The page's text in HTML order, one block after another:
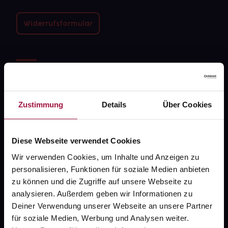
Zustimmung Details Über Cookies
Diese Webseite verwendet Cookies
Wir verwenden Cookies, um Inhalte und Anzeigen zu
personalisieren, Funktionen für soziale Medien anbieten
zu können und die Zugriffe auf unsere Webseite zu
analysieren. Außerdem geben wir Informationen zu
Deiner Verwendung unserer Webseite an unsere Partner
für soziale Medien, Werbung und Analysen weiter.
Widerrufsformular
Über uns
PAYBACK
gesund-versorger.de
Sanitätshäuser